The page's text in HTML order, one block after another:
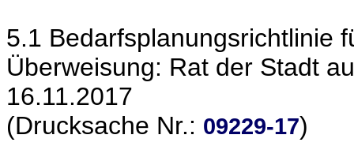
5.1 Bedarfsplanungsrichtlinie
Überweisung: Rat der Stadt
16.11.2017
(Drucksache Nr.: 09229-17)